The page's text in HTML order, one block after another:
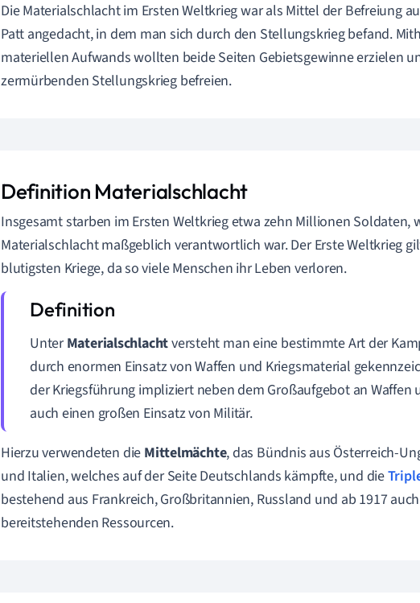
Die Materialschlacht im Ersten Weltkrieg war als Mittel der Befreiung
Patt angedacht, in dem man sich durch den Stellungskrieg befand.
materiellen Aufwands wollten beide Seiten Gebietsgewinne erzielen
zermürbenden Stellungskrieg befreien.
Definition Materialschlacht
Insgesamt starben im Ersten Weltkrieg etwa zehn Millionen Soldaten,
Materialschlacht maßgeblich verantwortlich war. Der Erste Weltkrieg
blutigsten Kriege, da so viele Menschen ihr Leben verloren.
UnterMaterialschlachtversteht man eine bestimmte Art der
durch enormen Einsatz von Waffen und Kriegsmaterial
der Kriegsführung impliziert neben dem Großaufgebot an Waffen
auch einen großen Einsatz von Militär.
Hierzu verwendeten die Mittelmächte, das Bündnis aus Österreich-
und Italien, welches auf der Seite Deutschlands kämpfte, und die
bestehend aus Frankreich, Großbritannien, Russland und ab 1917
bereitstehenden Ressourcen.